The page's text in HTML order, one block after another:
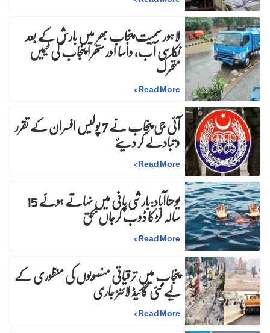
لاہور سمیت پنجاب بھر میں بارش کے بعد
نکاسی آب، واسا اور ستھرا پنجاب کی ٹیمیں
متحرک
Read More
>
آئی جی پنجاب نے 7 پولیس افسران کے تقرر و تبادلے کر دیئے
Read More
>
یوحناآباد:بارشی پانی میں نہاتے ہوئے 15 سالہ لڑکا ڈوب کرجاں بحق
Read More
>
پنجاب میں ترقیاتی منصوبوں کی منظوری کے
لیے نئی گائیڈ لائنز جاری
Read More
>